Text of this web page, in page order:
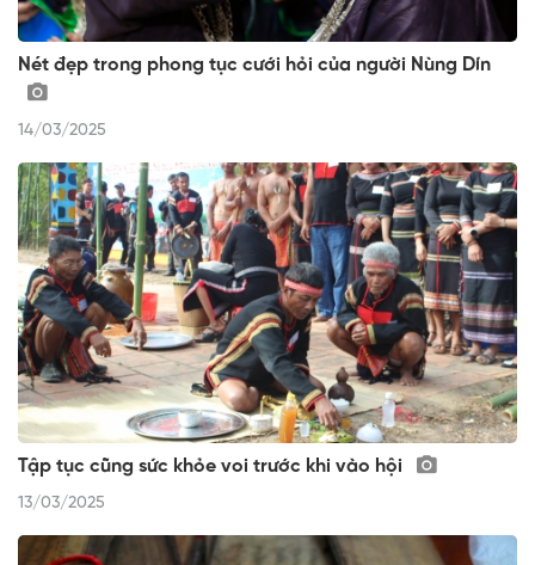
Nét đẹp trong phong tục cưới hỏi của người Nùng Dín
14/03/2025
Tập tục cũng sức khỏe voi trước khi vào hội
13/03/2025